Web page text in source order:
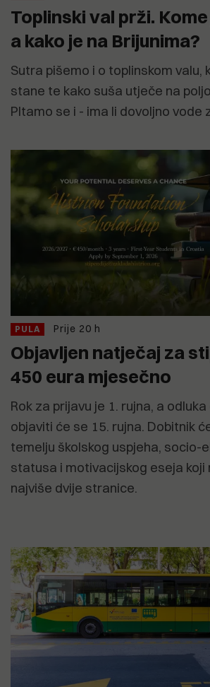
Toplinski val prži.
a kako je na Brijunima?
Sutra pišemo i o toplinskom valu,
stane te kako suša utječe na
PItamo se i - ima li dovoljno vode
PULA Prije 20 h
Objavljen natječaj za
450 eura mjesečno
Rok za prijavu je 1. rujna, a
objaviti će se 15. rujna. Dobitnik
temelju školskog uspjeha, socio-
statusa i motivacijskog eseja koji
najviše dvije stranice.